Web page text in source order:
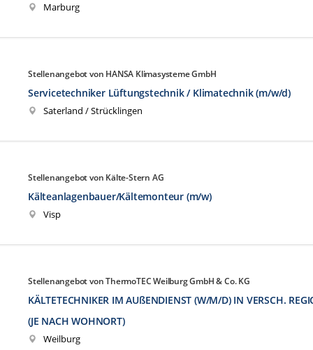
Marburg
Stellenangebot von HANSA Klimasysteme GmbH
Servicetechniker Lüftungstechnik / Klimatechnik (m/w/d)
Saterland / Strücklingen
Stellenangebot von Kälte-Stern AG
Kälteanlagenbauer/Kältemonteur (m/w)
Visp
Stellenangebot von ThermoTEC Weilburg GmbH & Co. KG
KÄLTETECHNIKER IM AUßENDIENST (W/M/D) IN VERSCH.
(JE NACH WOHNORT)
Weilburg